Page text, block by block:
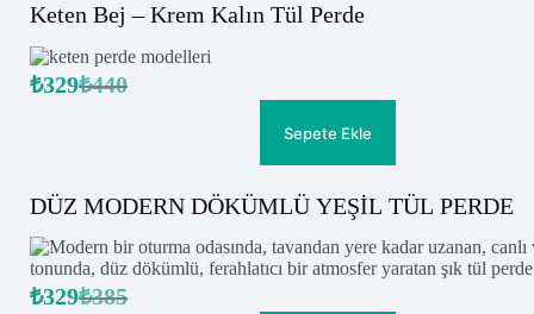
Keten Bej – Krem Kalın Tül Perde
₺440
Orijinal
₺329Şu
Sepete Ekle
DÜZ MODERN DÖKÜMLÜ YEŞİL TÜL PERDE
₺385
Orijinal
₺329Şu